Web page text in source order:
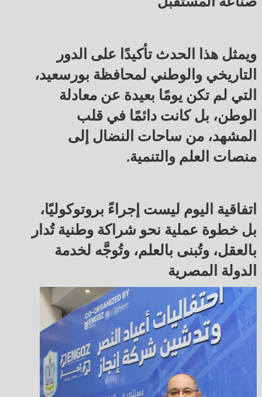
ويمثل هذا الحدث تأكيدًا على الدور
التاريخي والوطني لمحافظة بورسعيد،
التي لم تكن يومًا بعيدة عن معادلة
الوطن، بل كانت دائمًا في قلب
المشهد، من ساحات النضال إلى
منصات العلم والتنمية.
اتفاقية اليوم ليست إجراءً بروتوكوليًا،
بل خطوة عملية نحو شراكة وطنية تُدار
بالعقل، وتُبنى بالعلم، وتُوجَّه لخدمة
الدولة المصرية